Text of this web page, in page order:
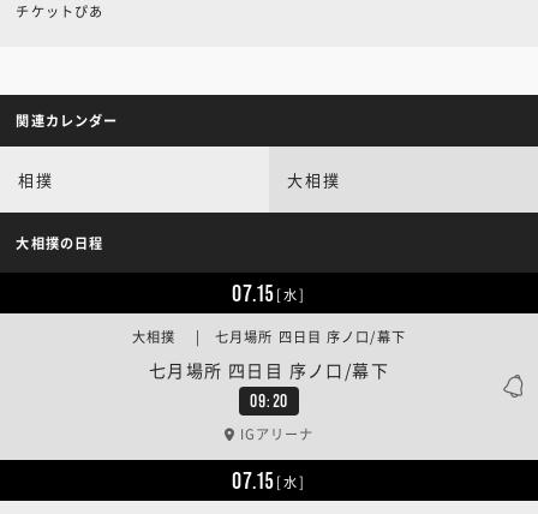
チケットぴあ
関連カレンダー
相撲 大相撲
大相撲の日程
07.15[水]
09:20
七月場所 四日目 序ノ口/幕下
大相撲 | 七月場所 四日目 序ノ口/幕下
IGアリーナ
07.15[水]